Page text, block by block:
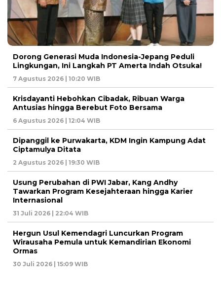
Dorong Generasi Muda Indonesia-Jepang Peduli
Lingkungan, Ini Langkah PT Amerta Indah Otsuka!
7 Agustus 2026 | 10:20 WIB
Krisdayanti Hebohkan Cibadak, Ribuan Warga
Antusias hingga Berebut Foto Bersama
6 Agustus 2026 | 12:04 WIB
Dipanggil ke Purwakarta, KDM Ingin Kampung Adat
Ciptamulya Ditata
2 Agustus 2026 | 19:30 WIB
Usung Perubahan di PWI Jabar, Kang Andhy
Tawarkan Program Kesejahteraan hingga Karier
Internasional
31 Juli 2026 | 22:04 WIB
Hergun Usul Kemendagri Luncurkan Program
Wirausaha Pemula untuk Kemandirian Ekonomi
Ormas
30 Juli 2026 | 15:09 WIB